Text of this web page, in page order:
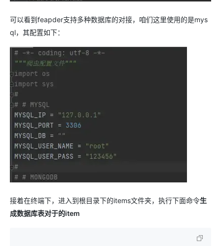
可以看到feapder支持多种数据库的对接，咱们这里使用的是mys
ql，其配置如下：
接着在终端下，进入到根目录下的items文件夹，执行下面命令生
成数据库表对于的item